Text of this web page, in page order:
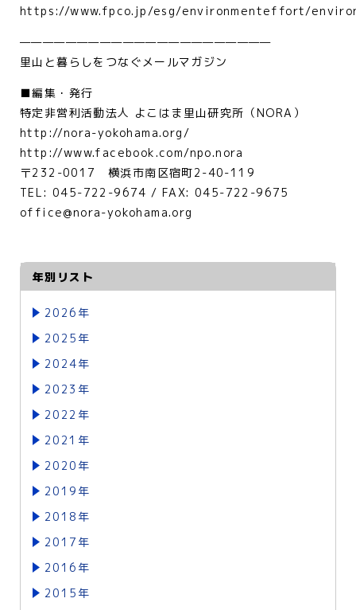
https://www.fpco.jp/esg/environmenteffort/
——————————————————————
里山と暮らしをつなぐメールマガジン
■編集・発行
特定非営利活動法人 よこはま里山研究所（NORA）
http://nora-yokohama.org/
http://www.facebook.com/npo.nora
〒232-0017 横浜市南区宿町2-40-119
TEL: 045-722-9674 / FAX: 045-722-9675
office@nora-yokohama.org
年別リスト
2026年
2025年
2024年
2023年
2022年
2021年
2020年
2019年
2018年
2017年
2016年
2015年